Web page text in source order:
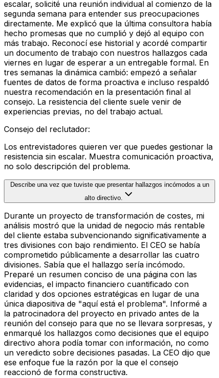
escalar, solicité una reunión individual al comienzo de la
segunda semana para entender sus preocupaciones
directamente. Me explicó que la última consultora había
hecho promesas que no cumplió y dejó al equipo con
más trabajo. Reconocí ese historial y acordé compartir
un documento de trabajo con nuestros hallazgos cada
viernes en lugar de esperar a un entregable formal. En
tres semanas la dinámica cambió: empezó a señalar
fuentes de datos de forma proactiva e incluso respaldó
nuestra recomendación en la presentación final al
consejo. La resistencia del cliente suele venir de
experiencias previas, no del trabajo actual.
Consejo del reclutador:
Los entrevistadores quieren ver que puedes gestionar la
resistencia sin escalar. Muestra comunicación proactiva,
no solo descripción del problema.
Describe una vez que tuviste que presentar hallazgos incómodos a un
alto directivo.
Durante un proyecto de transformación de costes, mi
análisis mostró que la unidad de negocio más rentable
del cliente estaba subvencionando significativamente a
tres divisiones con bajo rendimiento. El CEO se había
comprometido públicamente a desarrollar las cuatro
divisiones. Sabía que el hallazgo sería incómodo.
Preparé un resumen conciso de una página con las
evidencias, el impacto financiero cuantificado con
claridad y dos opciones estratégicas en lugar de una
única diapositiva de "aquí está el problema". Informé a
la patrocinadora del proyecto en privado antes de la
reunión del consejo para que no se llevara sorpresas, y
enmarqué los hallazgos como decisiones que el equipo
directivo ahora podía tomar con información, no como
un veredicto sobre decisiones pasadas. La CEO dijo que
ese enfoque fue la razón por la que el consejo
reaccionó de forma constructiva.